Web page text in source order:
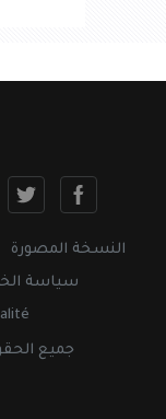
النسخة المصورة
سياسة
جميع